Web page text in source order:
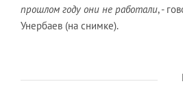
прошлом году они не работали, -
Унербаев (на снимке).